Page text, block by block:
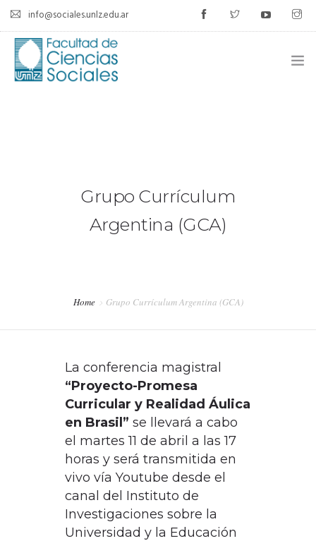
info@sociales.unlz.edu.ar
CALENDARIO ACADÉMICO
SIU-GUARANÍ
RADIO CONURBANA
Grupo Currículum
Argentina (GCA)
Home Grupo Currículum Argentina (GCA)
La conferencia magistral
“Proyecto-Promesa
Curricular y Realidad Áulica
en Brasil” se llevará a cabo
el martes 11 de abril a las 17
horas y será transmitida en
vivo vía Youtube desde el
canal del Instituto de
Investigaciones sobre la
Universidad y la Educación